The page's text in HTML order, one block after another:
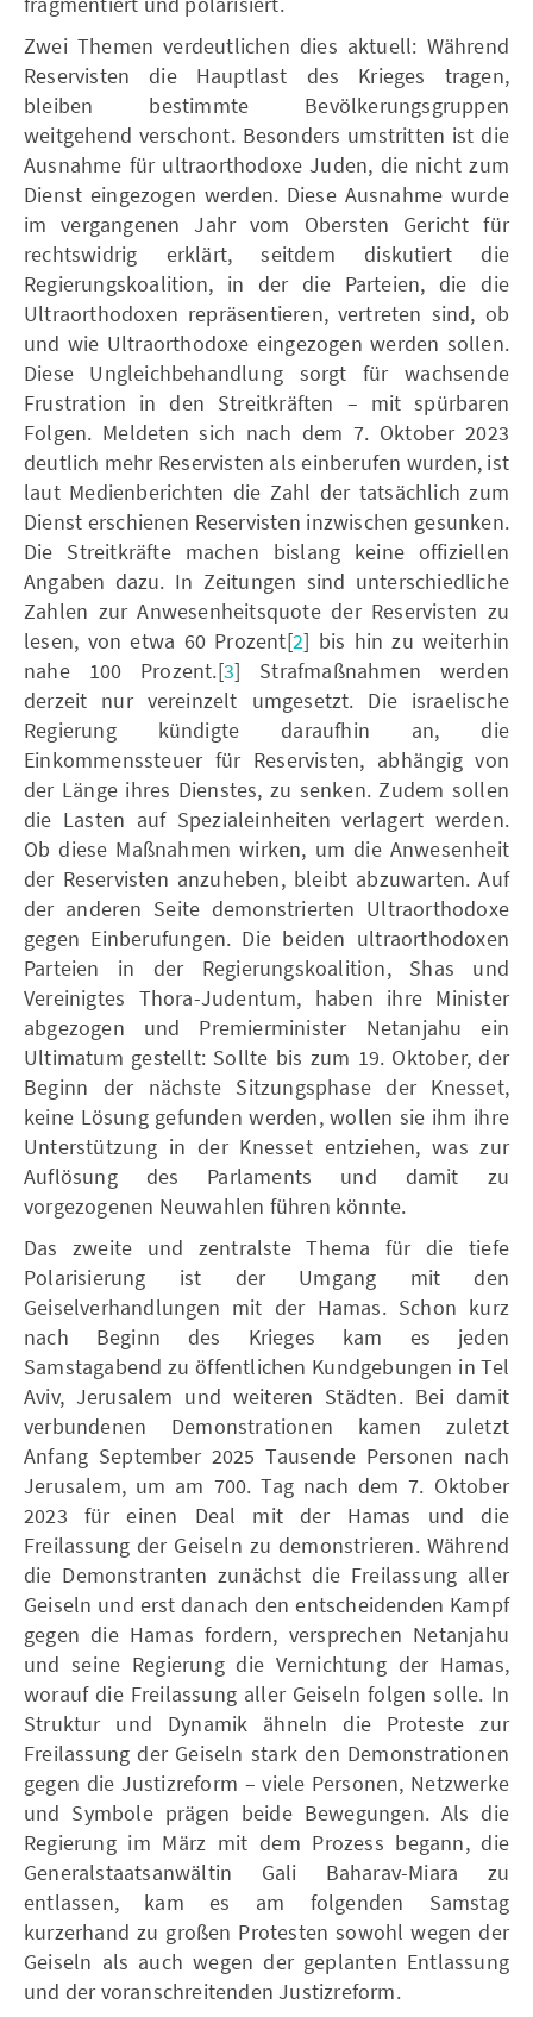
Zwei Themen verdeutlichen dies aktuell: Während
Reservisten die Hauptlast des Krieges tragen,
bleiben bestimmte Bevölkerungsgruppen
weitgehend verschont. Besonders umstritten ist die
Ausnahme für ultraorthodoxe Juden, die nicht zum
Dienst eingezogen werden. Diese Ausnahme wurde
im vergangenen Jahr vom Obersten Gericht für
rechtswidrig erklärt, seitdem diskutiert die
Regierungskoalition, in der die Parteien, die die
Ultraorthodoxen repräsentieren, vertreten sind, ob
und wie Ultraorthodoxe eingezogen werden sollen.
Diese Ungleichbehandlung sorgt für wachsende
Frustration in den Streitkräften – mit spürbaren
Folgen. Meldeten sich nach dem 7. Oktober 2023
deutlich mehr Reservisten als einberufen wurden, ist
laut Medienberichten die Zahl der tatsächlich zum
Dienst erschienen Reservisten inzwischen gesunken.
Die Streitkräfte machen bislang keine offiziellen
Angaben dazu. In Zeitungen sind unterschiedliche
Zahlen zur Anwesenheitsquote der Reservisten zu
lesen, von etwa 60 Prozent[2] bis hin zu weiterhin
nahe 100 Prozent.[3] Strafmaßnahmen werden
derzeit nur vereinzelt umgesetzt. Die israelische
Regierung kündigte daraufhin an, die
Einkommenssteuer für Reservisten, abhängig von
der Länge ihres Dienstes, zu senken. Zudem sollen
die Lasten auf Spezialeinheiten verlagert werden.
Ob diese Maßnahmen wirken, um die Anwesenheit
der Reservisten anzuheben, bleibt abzuwarten. Auf
der anderen Seite demonstrierten Ultraorthodoxe
gegen Einberufungen. Die beiden ultraorthodoxen
Parteien in der Regierungskoalition, Shas und
Vereinigtes Thora-Judentum, haben ihre Minister
abgezogen und Premierminister Netanjahu ein
Ultimatum gestellt: Sollte bis zum 19. Oktober, der
Beginn der nächste Sitzungsphase der Knesset,
keine Lösung gefunden werden, wollen sie ihm ihre
Unterstützung in der Knesset entziehen, was zur
Auflösung des Parlaments und damit zu
vorgezogenen Neuwahlen führen könnte.
Das zweite und zentralste Thema für die tiefe
Polarisierung ist der Umgang mit den
Geiselverhandlungen mit der Hamas. Schon kurz
nach Beginn des Krieges kam es jeden
Samstagabend zu öffentlichen Kundgebungen in Tel
Aviv, Jerusalem und weiteren Städten. Bei damit
verbundenen Demonstrationen kamen zuletzt
Anfang September 2025 Tausende Personen nach
Jerusalem, um am 700. Tag nach dem 7. Oktober
2023 für einen Deal mit der Hamas und die
Freilassung der Geiseln zu demonstrieren. Während
die Demonstranten zunächst die Freilassung aller
Geiseln und erst danach den entscheidenden Kampf
gegen die Hamas fordern, versprechen Netanjahu
und seine Regierung die Vernichtung der Hamas,
worauf die Freilassung aller Geiseln folgen solle. In
Struktur und Dynamik ähneln die Proteste zur
Freilassung der Geiseln stark den Demonstrationen
gegen die Justizreform – viele Personen, Netzwerke
und Symbole prägen beide Bewegungen. Als die
Regierung im März mit dem Prozess begann, die
Generalstaatsanwältin Gali Baharav-Miara zu
entlassen, kam es am folgenden Samstag
kurzerhand zu großen Protesten sowohl wegen der
Geiseln als auch wegen der geplanten Entlassung
und der voranschreitenden Justizreform.